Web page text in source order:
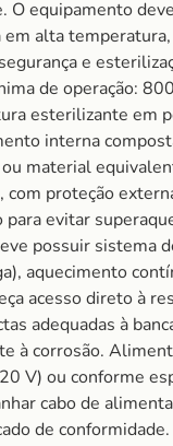
O equipamento
em alta
e
de operação:
esterilizante em
interna
material
proteção
evitar
possuir sistema
aquecimento
acesso direto à
adequadas à
à corrosão.
V) ou conforme
cabo de
de conformidade.